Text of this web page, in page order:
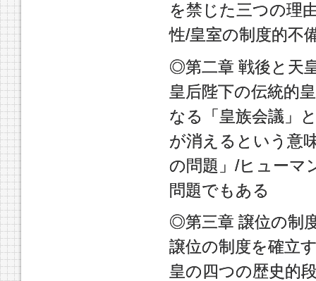
を禁じた三つの理
性/皇室の制度的不
◎第二章 戦後と天
皇后陛下の伝統的
なる「皇族会議」
が消えるという意
の問題」/ヒューマ
問題でもある
◎第三章 譲位の制
譲位の制度を確立
皇の四つの歴史的